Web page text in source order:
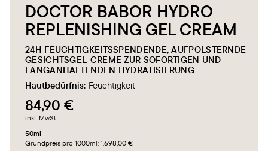
DOCTOR BABOR HYDRO
REPLENISHING GEL CREAM
24H FEUCHTIGKEITSSPENDENDE, AUFPOLSTERNDE
GESICHTSGEL-CREME ZUR SOFORTIGEN UND
LANGANHALTENDEN HYDRATISIERUNG
Hautbedürfnis: Feuchtigkeit
84,90 €
inkl. MwSt.
50ml
Grundpreis pro 1000ml: 1.698,00 €